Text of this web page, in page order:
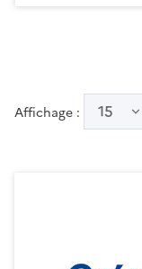
Affichage : 15